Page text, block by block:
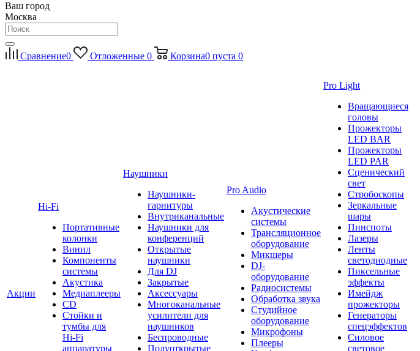
Ваш город
Москва
Сравнение0 Отложенные 0 Корзина0 пуста 0
Акции
Hi-Fi
Портативные
колонки
Винил
Компоненты
системы
Акустика
Медиаплееры
CD
Стойки и
тумбы для
Hi-Fi
аппаратуры
Наушники
Наушники-
гарнитуры
Внутриканальные
Наушники для
конференций
Открытые
наушники
Для DJ
Закрытые
Аксессуары
Многоканальные
усилители для
наушников
Беспроводные
Полуоткрытые
Pro Audio
Акустические
системы
Трансляционное
оборудование
Микшеры
DJ-
оборудование
Радиосистемы
Обработка звука
Студийное
оборудование
Микрофоны
Плееры
Pro Light
Вращающиеся
головы
Прожекторы
LED BAR
Прожекторы
LED PAR
Сценический
свет
Стробоскопы
Зеркальные
шары
Пинспоты
Лазеры
Ленты
светодиодные
Пиксельные
эффекты
Имейдж
прожекторы
Генераторы
спецэффектов
Силовое
световое